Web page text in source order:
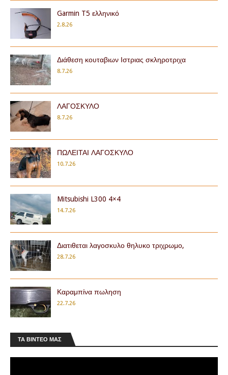
Garmin T5 ελληνικό
2.8.26
Διάθεση κουταβιων Ιστριας σκληροτριχα
8.7.26
ΛΑΓΟΣΚΥΛΟ
8.7.26
ΠΩΛΕΙΤΑΙ ΛΑΓΟΣΚΥΛΟ
10.7.26
Mitsubishi L300 4×4
14.7.26
Διατιθεται λαγοσκυλο θηλυκο τριχρωμο,
28.7.26
Καραμπίνα πωληση
22.7.26
ΤΑ ΒΊΝΤΕΟ ΜΑΣ